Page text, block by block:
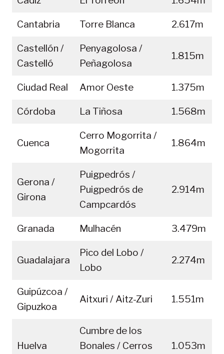
Cantabria Torre Blanca 2.617m
Castellón /
Castelló
Penyagolosa /
Peñagolosa
1.815m
Ciudad Real Amor Oeste 1.375m
Córdoba La Tiñosa 1.568m
Cuenca
Cerro Mogorrita /
Mogorrita
1.864m
Gerona /
Girona
Puigpedrós /
Puigpedrós de
Campcardós
2.914m
Granada Mulhacén 3.479m
Guadalajara
Pico del Lobo /
Lobo
2.274m
Guipúzcoa /
Gipuzkoa
Aitxuri / Aitz-Zuri 1.551m
Huelva
Cumbre de los
Bonales / Cerros
1.053m